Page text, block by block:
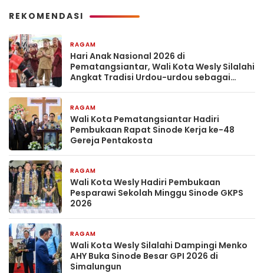
REKOMENDASI
RAGAM
Hari Anak Nasional 2026 di
Pematangsiantar, Wali Kota Wesly Silalahi
Angkat Tradisi Urdou-urdou sebagai
RAGAM
Wali Kota Pematangsiantar Hadiri
Pembukaan Rapat Sinode Kerja ke-48
Gereja Pentakosta
RAGAM
Wali Kota Wesly Hadiri Pembukaan
Pesparawi Sekolah Minggu Sinode GKPS
2026
RAGAM
Wali Kota Wesly Silalahi Dampingi Menko
AHY Buka Sinode Besar GPI 2026 di
Simalungun